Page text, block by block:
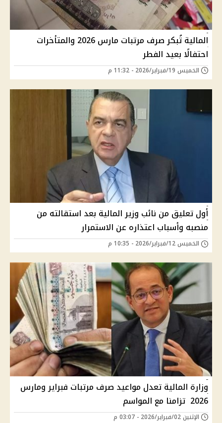
المالية تُبكر صرف مرتبات مارس 2026 والمتأخرات
احتفالًا بعيد الفطر
الخميس 19/فبراير/2026 - 11:32 م
أول تعليق من نائب وزير المالية بعد استقالته من
منصبه وأسباب اعتذاره عن الاستمرار
الخميس 12/فبراير/2026 - 10:35 م
وزارة المالية تعدل مواعيد صرف مرتبات فبراير ومارس
2026 تزامنا مع المواسم
الإثنين 02/فبراير/2026 - 03:07 م